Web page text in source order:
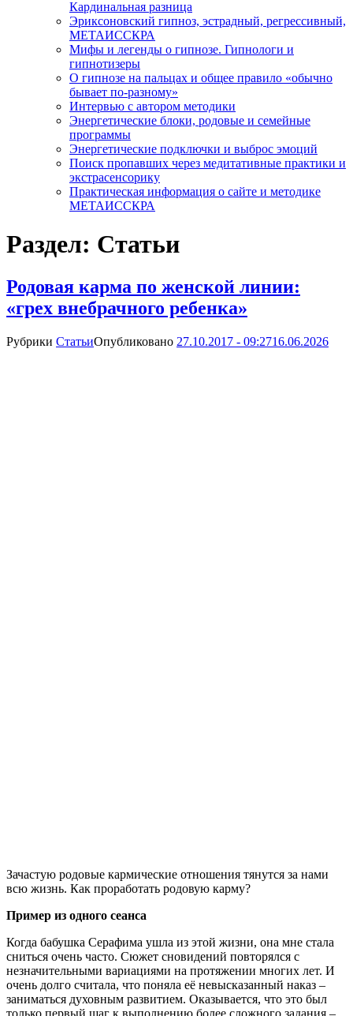
Кардинальная разница
Эриксоновский гипноз, эстрадный, регрессивный,
МЕТАИССКРА
Мифы и легенды о гипнозе. Гипнологи и
гипнотизеры
О гипнозе на пальцах и общее правило «обычно
бывает по-разному»
Интервью с автором методики
Энергетические блоки, родовые и семейные
программы
Энергетические подключки и выброс эмоций
Поиск пропавших через медитативные практики и
экстрасенсорику
Практическая информация о сайте и методике
МЕТАИССКРА
Раздел: Статьи
Родовая карма по женской линии:
«грех внебрачного ребенка»
Рубрики СтатьиОпубликовано 27.10.2017 - 09:2716.06.2026
Зачастую родовые кармические отношения тянутся за нами
всю жизнь. Как проработать родовую карму?
Пример из одного сеанса
Когда бабушка Серафима ушла из этой жизни, она мне стала
сниться очень часто. Сюжет сновидений повторялся с
незначительными вариациями на протяжении многих лет. И
очень долго считала, что поняла её невысказанный наказ –
заниматься духовным развитием. Оказывается, что это был
только первый шаг к выполнению более сложного задания –